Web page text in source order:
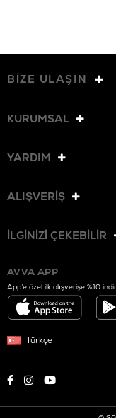
BİZE ULAŞIN
KURUMSAL
YARDIM
ALIŞVERİŞ
İLGİNİZİ ÇEKEBİLİR
AVVA APP
App’e özel ilk alışverişe %10
Türkçe